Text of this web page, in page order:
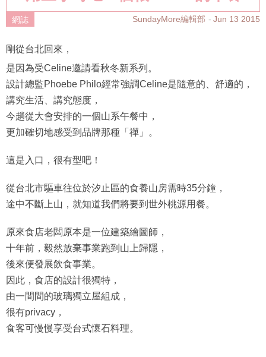
網誌 SundayMore編輯部 Jun 13 2015
剛從台北回來，
是因為受Celine邀請看秋冬新系列。
設計總監Phoebe Philo經常強調Celine是隨意的、舒適的，
講究生活、講究態度，
今趟從大會安排的一個山系午餐中，
更加確切地感受到品牌那種「禪」。
這是入口，很有型吧！
從台北市驅車往位於汐止區的食養山房需時35分鐘，
途中不斷上山，就知道我們將要到世外桃源用餐。
原來食店老闆原本是一位建築繪圖師，
十年前，毅然放棄事業跑到山上歸隱，
後來便發展飲食事業。
因此，食店的設計很獨特，
由一間間的玻璃獨立屋組成，
很有privacy，
食客可慢慢享受台式懷石料理。